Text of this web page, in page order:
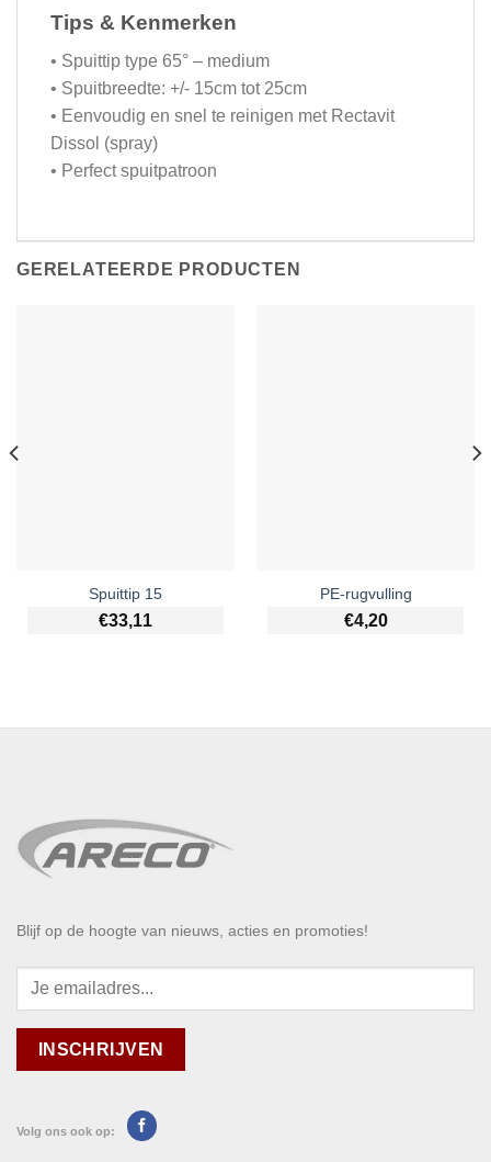
Tips & Kenmerken
• Spuittip type 65° – medium
• Spuitbreedte: +/- 15cm tot 25cm
• Eenvoudig en snel te reinigen met Rectavit
Dissol (spray)
• Perfect spuitpatroon
GERELATEERDE PRODUCTEN
Spuittip 15
€33,11
PE-rugvulling
€4,20
Blijf op de hoogte van nieuws, acties en promoties!
Volg ons ook op: